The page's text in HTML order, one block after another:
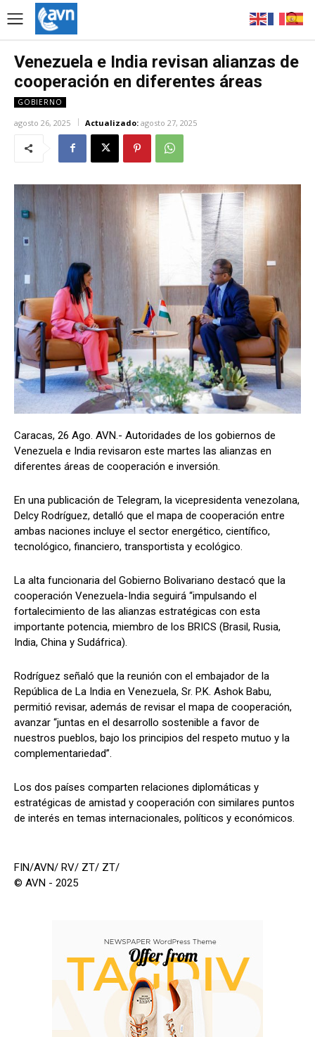
Venezuela e India revisan alianzas de
cooperación en diferentes áreas
GOBIERNO
agosto 26, 2025 Actualizado: agosto 27, 2025
Caracas, 26 Ago. AVN.- Autoridades de los gobiernos de
Venezuela e India revisaron este martes las alianzas en
diferentes áreas de cooperación e inversión.
En una publicación de Telegram, la vicepresidenta venezolana,
Delcy Rodríguez, detalló que el mapa de cooperación entre
ambas naciones incluye el sector energético, científico,
tecnológico, financiero, transportista y ecológico.
La alta funcionaria del Gobierno Bolivariano destacó que la
cooperación Venezuela-India seguirá “impulsando el
fortalecimiento de las alianzas estratégicas con esta
importante potencia, miembro de los BRICS (Brasil, Rusia,
India, China y Sudáfrica).
Rodríguez señaló que la reunión con el embajador de la
República de La India en Venezuela, Sr. P.K. Ashok Babu,
permitió revisar, además de revisar el mapa de cooperación,
avanzar “juntas en el desarrollo sostenible a favor de
nuestros pueblos, bajo los principios del respeto mutuo y la
complementariedad”.
Los dos países comparten relaciones diplomáticas y
estratégicas de amistad y cooperación con similares puntos
de interés en temas internacionales, políticos y económicos.
FIN/AVN/ RV/ ZT/ ZT/
© AVN - 2025